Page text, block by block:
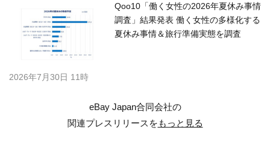
Qoo10「働く女性の2026年夏休み事情
調査」結果発表 働く女性の多様化する
夏休み事情＆旅行準備実態を調査
2026年7月30日 11時
eBay Japan合同会社の
関連プレスリリースをもっと見る